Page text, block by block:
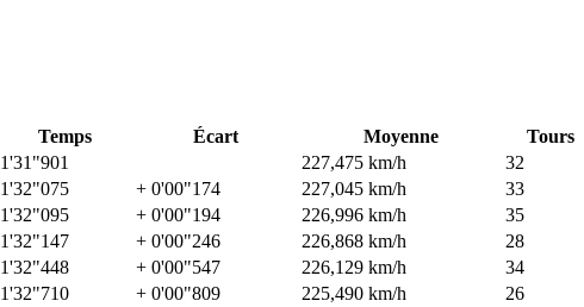
Temps Écart Moyenne
Tours
1'31"901 227,475 km/h
32
1'32"075 + 0'00"174 227,045 km/h
33
1'32"095 + 0'00"194 226,996 km/h
35
1'32"147 + 0'00"246 226,868 km/h
28
1'32"448 + 0'00"547 226,129 km/h
34
1'32"710 + 0'00"809 225,490 km/h
26